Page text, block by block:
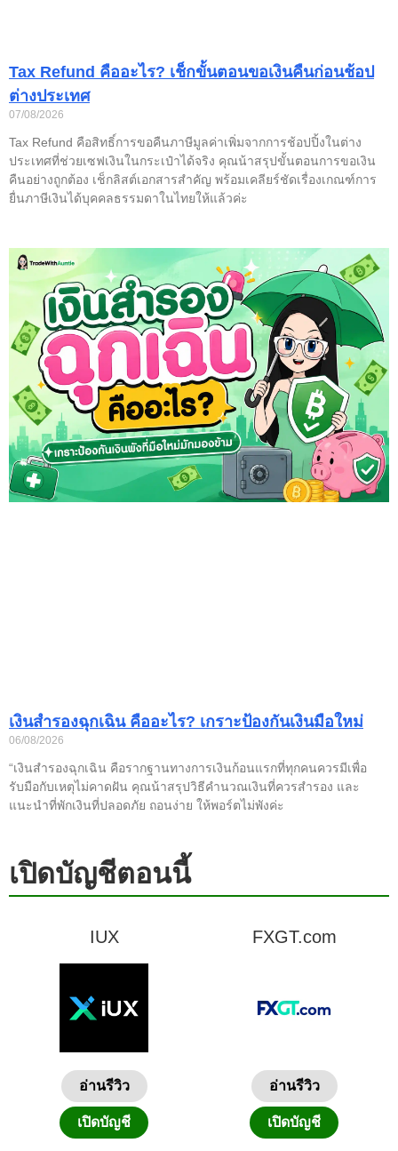
Tax Refund คืออะไร? เช็กขั้นตอนขอเงินคืนก่อนช้อป
ต่างประเทศ
07/08/2026
Tax Refund คือสิทธิ์การขอคืนภาษีมูลค่าเพิ่มจากการช้อปปิ้งในต่าง
ประเทศที่ช่วยเซฟเงินในกระเป๋าได้จริง คุณน้าสรุปขั้นตอนการขอเงิน
คืนอย่างถูกต้อง เช็กลิสต์เอกสารสำคัญ พร้อมเคลียร์ชัดเรื่องเกณฑ์การ
ยื่นภาษีเงินได้บุคคลธรรมดาในไทยให้แล้วค่ะ
เงินสำรองฉุกเฉิน คืออะไร? เกราะป้องกันเงินมือใหม่
06/08/2026
“เงินสำรองฉุกเฉิน คือรากฐานทางการเงินก้อนแรกที่ทุกคนควรมีเพื่อ
รับมือกับเหตุไม่คาดฝัน คุณน้าสรุปวิธีคำนวณเงินที่ควรสำรอง และ
แนะนำที่พักเงินที่ปลอดภัย ถอนง่าย ให้พอร์ตไม่พังค่ะ
เปิดบัญชีตอนนี้
IUX
อ่านรีวิว
เปิดบัญชี
FXGT.com
อ่านรีวิว
เปิดบัญชี